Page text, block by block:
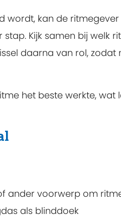
wordt, kan de
Kijk samen bij welk
daarna van rol,
het beste werkte,
ander voorwerp om
als blinddoek